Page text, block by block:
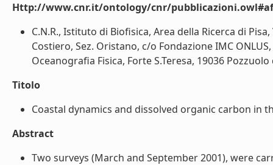
Http://www.cnr.it/ontology/cnr/
C.N.R., Istituto di Biofisica, Area della Ricerca di
Costiero, Sez. Oristano, c/o Fondazione IMC
Oceanografia Fisica, Forte S.Teresa, 19036
Titolo
Coastal dynamics and dissolved organic carbon in
Abstract
Two surveys (March and September 2001), were